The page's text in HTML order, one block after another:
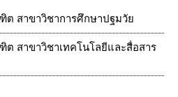
สาขาวิชาการศึกษาปฐมวัย
สาขาวิชาเทคโนโลยีและสื่อสาร